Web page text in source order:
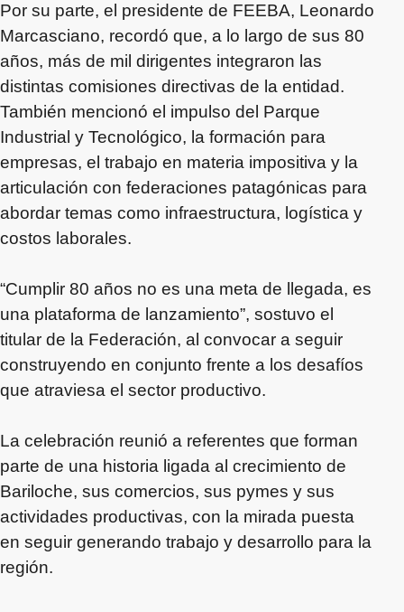
Por su parte, el presidente de FEEBA, Leonardo
Marcasciano, recordó que, a lo largo de sus 80
años, más de mil dirigentes integraron las
distintas comisiones directivas de la entidad.
También mencionó el impulso del Parque
Industrial y Tecnológico, la formación para
empresas, el trabajo en materia impositiva y la
articulación con federaciones patagónicas para
abordar temas como infraestructura, logística y
costos laborales.
“Cumplir 80 años no es una meta de llegada, es
una plataforma de lanzamiento”, sostuvo el
titular de la Federación, al convocar a seguir
construyendo en conjunto frente a los desafíos
que atraviesa el sector productivo.
La celebración reunió a referentes que forman
parte de una historia ligada al crecimiento de
Bariloche, sus comercios, sus pymes y sus
actividades productivas, con la mirada puesta
en seguir generando trabajo y desarrollo para la
región.